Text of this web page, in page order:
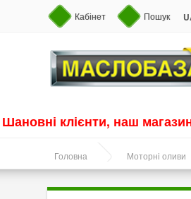
Кабінет Пошук
Шановні клієнти, наш
Головна Моторні оливи